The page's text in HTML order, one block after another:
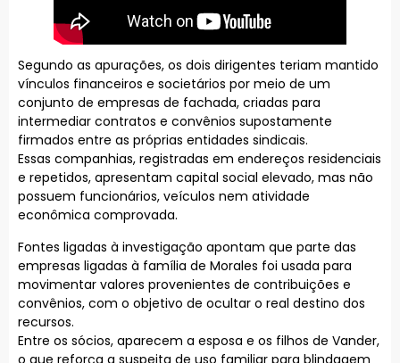
Segundo as apurações, os dois dirigentes teriam mantido
vínculos financeiros e societários por meio de um
conjunto de empresas de fachada, criadas para
intermediar contratos e convênios supostamente
firmados entre as próprias entidades sindicais.
Essas companhias, registradas em endereços residenciais
e repetidos, apresentam capital social elevado, mas não
possuem funcionários, veículos nem atividade
econômica comprovada.
Fontes ligadas à investigação apontam que parte das
empresas ligadas à família de Morales foi usada para
movimentar valores provenientes de contribuições e
convênios, com o objetivo de ocultar o real destino dos
recursos.
Entre os sócios, aparecem a esposa e os filhos de Vander,
o que reforça a suspeita de uso familiar para blindagem